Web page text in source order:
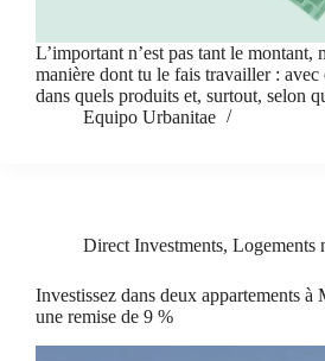
L’important n’est pas tant le montant,
manière dont tu le fais travailler :
dans quels produits et, surtout, selon
Equipo Urbanitae
Direct Investments, Logements
Investissez dans deux appartements à
une remise de 9 %